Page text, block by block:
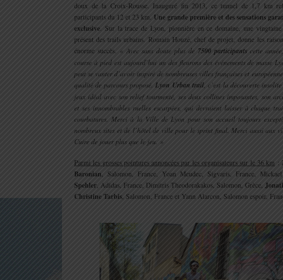
doux de la Croix-Rousse. Inauguré fin 2013, ce tunnel de 1,7 km
participants du 12 et 23 km. Une grande première et des sensations
exclusive. Sur la trace de Lyon, pionnière en ce domaine, une
présent des trails urbains. Romain Houzé, chef de projet, donne les
énorme succès. « Avec sans doute plus de 7500 participantscette
course à pied est aujourd’hui un des fleurons des événements de masse
peut se vanter d’avoir inspiré de nombreuses villes françaises et
qualité de parcours proposé.Lyon Urban trail, c’est la découverte
jeux idéal avec son relief tourmenté, ses deux collines imposantes, son
et ses innombrables ruelles escarpées, qui devraient laisser à chaque
courbatures. Merci à la Ville de Lyon pour son accueil toujours
nombreux sites et de l’hôtel de ville pour le sprint final. Merci aussi aux
Cuire de jouer plus que le jeu. »
Parmi les grosses pointures annoncées par les organisateurs sur le 36 km :
Baronian, Salomon, France, Yoan Meudec, Sigvaris, France,
Spehler, Adidas, France, Dimitris Theodorakakos, Salomon, Grèce,
Christine Tarbis, Salomon, France et Yann Alarcon, Salomon espoir,